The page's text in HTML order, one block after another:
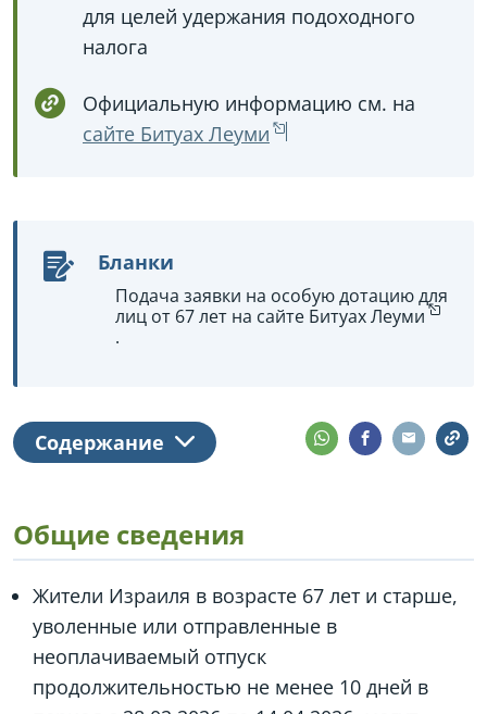
для целей удержания подоходного
налога
Официальную информацию см. на
сайте Битуах Леуми
Бланки
Подача заявки на особую дотацию для
лиц от 67 лет на сайте Битуах Леуми
.
Содержание
Общие сведения
Жители Израиля в возрасте 67 лет и старше,
уволенные или отправленные в
неоплачиваемый отпуск
продолжительностью не менее 10 дней в